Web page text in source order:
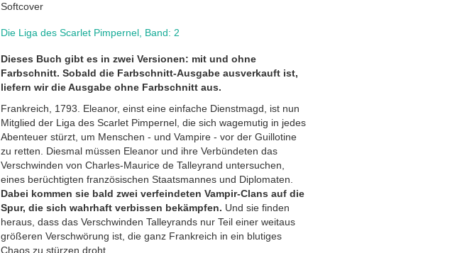
Softcover
Die Liga des Scarlet Pimpernel Band: 2
Dieses Buch gibt es in zwei Versionen: mit und ohne
Farbschnitt. Sobald die Farbschnitt-Ausgabe ausverkauft ist,
liefern wir die Ausgabe ohne Farbschnitt aus.
Frankreich, 1793. Eleanor, einst eine einfache Dienstmagd, ist nun
Mitglied der Liga des Scarlet Pimpernel, die sich wagemutig in jedes
Abenteuer stürzt, um Menschen - und Vampire - vor der Guillotine
zu retten. Diesmal müssen Eleanor und ihre Verbündeten das
Verschwinden von Charles-Maurice de Talleyrand untersuchen,
eines berüchtigten französischen Staatsmannes und Diplomaten.
Dabei kommen sie bald zwei verfeindeten Vampir-Clans auf die
Spur, die sich wahrhaft verbissen bekämpfen. Und sie finden
heraus, dass das Verschwinden Talleyrands nur Teil einer weitaus
größeren Verschwörung ist, die ganz Frankreich in ein blutiges
Chaos zu stürzen droht ...